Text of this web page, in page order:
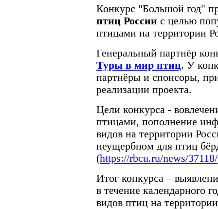
Конкурс "Большой год"
птиц России с целью
птицами на территории
Генеральный партнёр
Туры в мир птиц. У
партнёры и спонсоры,
реализации проекта.
Цели конкурса -
птицами, пополнение
видов на территории
неущербном для птиц
(https://rbcu.ru/news/37118/
Итог конкурса –
в течение календарного
видов птиц на